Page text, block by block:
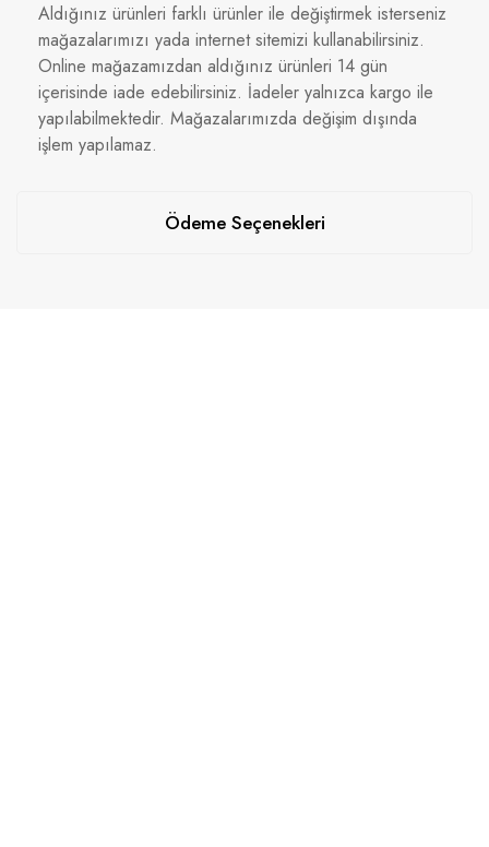
Aldığınız ürünleri farklı ürünler ile değiştirmek isterseniz
mağazalarımızı yada internet sitemizi kullanabilirsiniz.
Online mağazamızdan aldığınız ürünleri 14 gün
içerisinde iade edebilirsiniz. İadeler yalnızca kargo ile
yapılabilmektedir. Mağazalarımızda değişim dışında
işlem yapılamaz.
Ödeme Seçenekleri